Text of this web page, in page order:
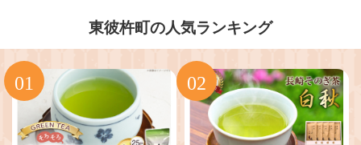
東彼杵町の人気ランキング